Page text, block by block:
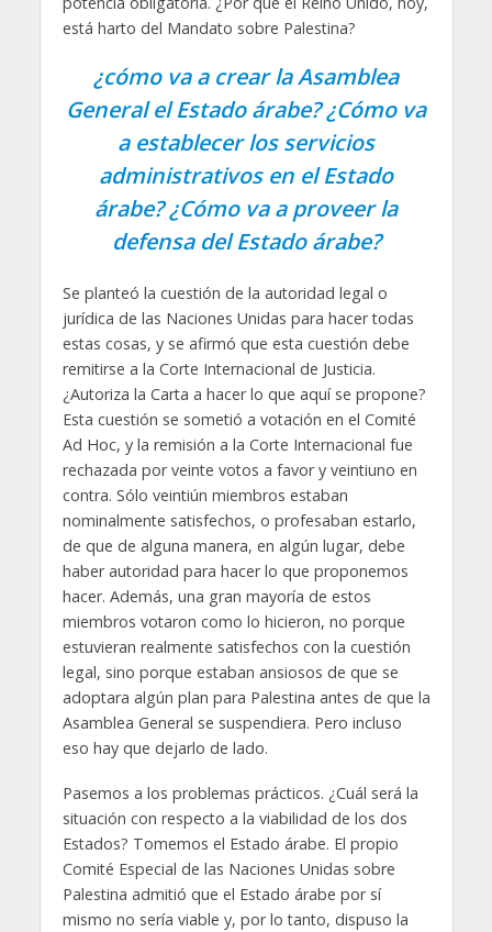
está harto del Mandato sobre Palestina?
¿cómo va a crear la Asamblea
General el Estado árabe? ¿Cómo va
a establecer los servicios
administrativos en el Estado
árabe? ¿Cómo va a proveer la
defensa del Estado árabe?
Se planteó la cuestión de la autoridad legal o
jurídica de las Naciones Unidas para hacer todas
estas cosas, y se afirmó que esta cuestión debe
remitirse a la Corte Internacional de Justicia.
¿Autoriza la Carta a hacer lo que aquí se propone?
Esta cuestión se sometió a votación en el Comité
Ad Hoc, y la remisión a la Corte Internacional fue
rechazada por veinte votos a favor y veintiuno en
contra. Sólo veintiún miembros estaban
nominalmente satisfechos, o profesaban estarlo,
de que de alguna manera, en algún lugar, debe
haber autoridad para hacer lo que proponemos
hacer. Además, una gran mayoría de estos
miembros votaron como lo hicieron, no porque
estuvieran realmente satisfechos con la cuestión
legal, sino porque estaban ansiosos de que se
adoptara algún plan para Palestina antes de que la
Asamblea General se suspendiera. Pero incluso
eso hay que dejarlo de lado.
Pasemos a los problemas prácticos. ¿Cuál será la
situación con respecto a la viabilidad de los dos
Estados? Tomemos el Estado árabe. El propio
Comité Especial de las Naciones Unidas sobre
Palestina admitió que el Estado árabe por sí
mismo no sería viable y, por lo tanto, dispuso la